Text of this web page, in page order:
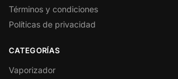
Términos y condiciones
Políticas de privacidad
CATEGORÍAS
Vaporizador